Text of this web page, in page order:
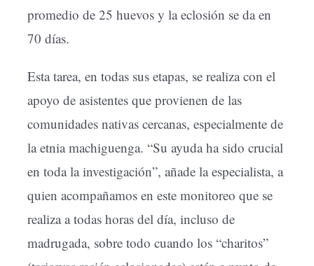
promedio de 25 huevos y la eclosión se da en
70 días.
Esta tarea, en todas sus etapas, se realiza con el
apoyo de asistentes que provienen de las
comunidades nativas cercanas, especialmente de
la etnia machiguenga. “Su ayuda ha sido crucial
en toda la investigación”, añade la especialista, a
quien acompañamos en este monitoreo que se
realiza a todas horas del día, incluso de
madrugada, sobre todo cuando los “charitos”